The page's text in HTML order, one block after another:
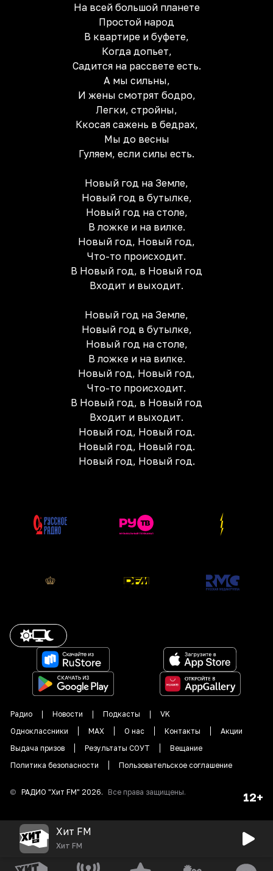
На всей большой планете
Простой народ
В квартире и буфете,
Когда допьет,
Садится на рассвете есть.
А мы сильны,
И жены смотрят бодро,
Легки, стройны,
Ккосая сажень в бедрах,
Мы до весны
Гуляем, если силы есть.
Новый год на Земле,
Новый год в бутылке,
Новый год на столе,
В ложке и на вилке.
Новый год, Новый год,
Что-то происходит.
В Новый год, в Новый год
Входит и выходит.
Новый год на Земле,
Новый год в бутылке,
Новый год на столе,
В ложке и на вилке.
Новый год, Новый год,
Что-то происходит.
В Новый год, в Новый год
Входит и выходит.
Новый год, Новый год.
Новый год, Новый год.
Новый год, Новый год.
Радио Новости Подкасты
VK
Одноклассники
MAX О нас Контакты
Акции
Выдача призов
Результаты СОУТ
Вещание
Политика безопасности
Пользовательское соглашение
© РАДИО "Хит FM" 2026. Все права защищены. 12+
Хит FM
Хит FM